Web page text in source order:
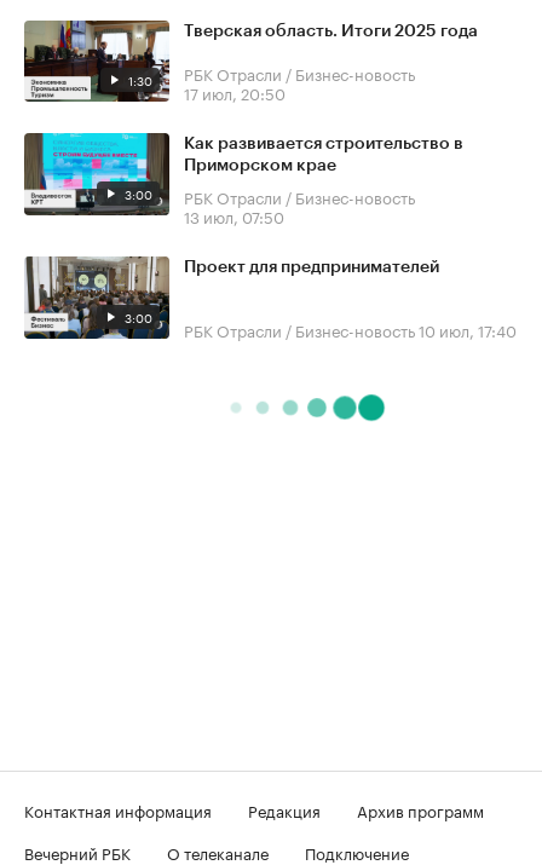
1:30
Тверская область. Итоги 2025 года
РБК Отрасли / Бизнес-новость
17 июл, 20:50
3:00
Как развивается строительство в
Приморском крае
РБК Отрасли / Бизнес-новость
13 июл, 07:50
3:00
Проект для предпринимателей
РБК Отрасли / Бизнес-новость10 июл, 17:40
Контактная информация Редакция
Архив программ
Вечерний РБК
О телеканале
Подключение